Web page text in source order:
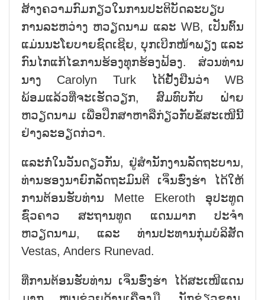
ສ້າງຄວາມກົມກຽວໃນການປະຕິບັດລະບຽບ
ການລະຫວ່າງ ຫວຽດນາມ ແລະ WB, ເປັນຕົ້ນ
ແມ່ນນະໂຍບາຍຊົດເຊີຍ, ບຸກເບີກໜ້າພຽງ ແລະ
ກົນໄກແກ້ໄຂການຮ້ອງທຸກຮ້ອງຟ້ອງ. ສ່ວນທ່ານ
ນາງ Carolyn Turk ໄດ້ຢັ້ງຢືນວ່າ WB
ພ້ອມແລ້ວທີ່ຈະເຮັດວຽກ, ສົມທົບກັບ ຝ່າຍ
ຫວຽດນາມ ເພື່ອປຶກສາຫາລືກ່ຽວກັບຂໍ້ສະເໜີນີ້
ຢ່າງລະອຽດກ່ວາ.
ແລະກໍ່ໃນວັນດຽວກັນ, ຢູ່ສຳນັກງານລັດຖະບານ,
ທ່ານຮອງນາຍົກລັດຖະມົນຕີ ເຈິ່ນຮົ່ງຮ່າ ໄດ້ໃຫ້
ການຕ້ອນຮັບທ່ານ Mette Ekeroth ອຸປະທູດ
ຊົ່ວຄາວ ສະຖານທູດ ແດນມາກ ປະຈຳ
ຫວຽດນາມ, ແລະ ທ່ານປະທານກຸ່ມບໍລິສັດ
Vestas, Anders Runevad.
ທີ່ການຕ້ອນຮັບທ່ານ ເຈິ່ນຮົ່ງຮ່າ ໄດ້ສະເໜີແດນ